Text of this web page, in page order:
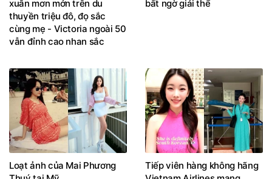
xuân mơn mởn trên du
thuyền triệu đô, đọ sắc
cùng mẹ - Victoria ngoài 50
vẫn đỉnh cao nhan sắc
bất ngờ giải thể
Loạt ảnh của Mai Phương
Tiếp viên hàng không hãng